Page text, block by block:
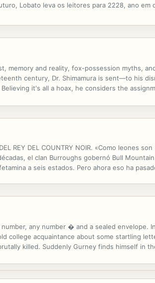
Lobato leva os leitores para 2228, ano
memory and reality, fox-possession myths,
century, Dr. Shimamura is sent―to his
it's all a hoax, he considers the
REY DEL COUNTRY NOIR. «Como leones
el clan Burroughs gobernó Bull
a seis estados. Pero ahora eso ha
any number � and a sealed envelope.
college acquaintance about some startling
killed. Suddenly Gurney finds himself in